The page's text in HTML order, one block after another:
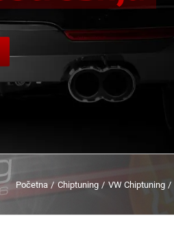
Početna Chiptuning VW Chiptuning